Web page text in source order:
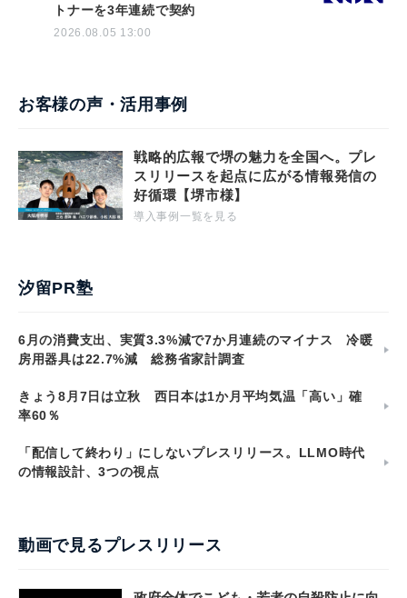
トナーを3年連続で契約
2026.08.05 13:00
お客様の声・活用事例
戦略的広報で堺の魅力を全国へ。プレ
スリリースを起点に広がる情報発信の
好循環【堺市様】
導入事例一覧を見る
汐留PR塾
6月の消費支出、実質3.3%減で7か月連続のマイナス 冷暖
房用器具は22.7%減 総務省家計調査
きょう8月7日は立秋 西日本は1か月平均気温「高い」確
率60％
「配信して終わり」にしないプレスリリース。LLMO時代
の情報設計、3つの視点
動画で見るプレスリリース